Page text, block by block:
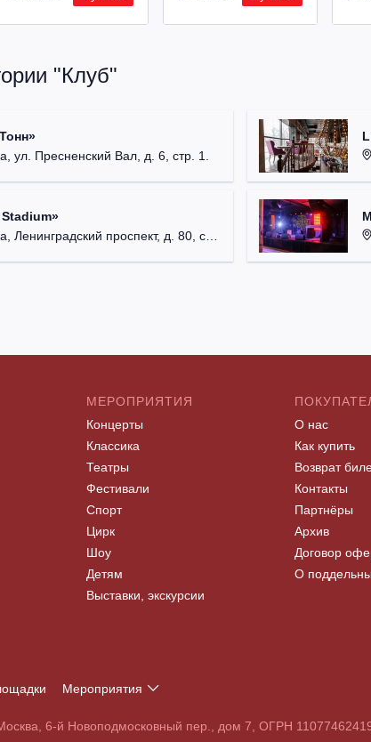
"Клуб"
ул. Пресненский Вал, д. 6, стр. 1.
Ленинградский проспект, д. 80, стр. 17.
МЕРОПРИЯТИЯ
Концерты
Классика
Театры
Фестивали
Спорт
Цирк
Шоу
Детям
Выставки, экскурсии
О нас
Как купить
Возврат
Контакты
Партнёры
Архив
Договор
О
Мероприятия
P Q R S T U V W X Y Z
Москва, 6-й Новоподмосковный пер., дом 7, ОГРН